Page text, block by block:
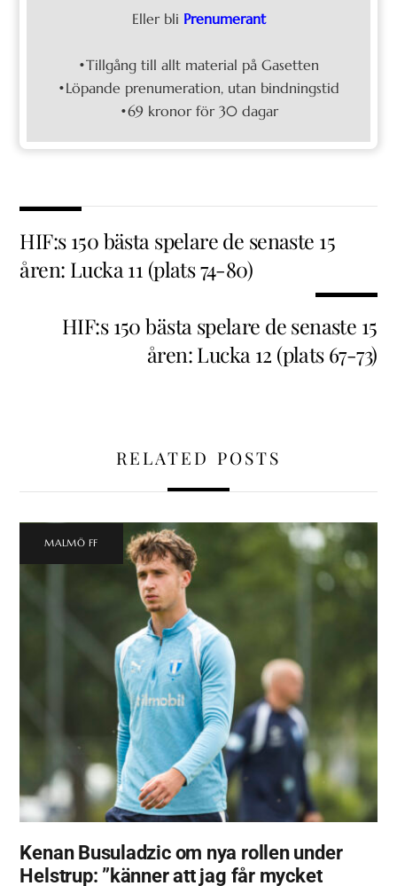
Eller bli Prenumerant
•Tillgång till allt material på Gasetten
•Löpande prenumeration, utan bindningstid
•69 kronor för 30 dagar
HIF:s 150 bästa spelare de senaste 15
åren: Lucka 11 (plats 74-80)
HIF:s 150 bästa spelare de senaste 15
åren: Lucka 12 (plats 67-73)
RELATED POSTS
MALMÖ FF
Kenan Busuladzic om nya rollen under
Helstrup: ”känner att jag får mycket